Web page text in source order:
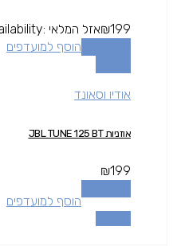
₪199
אזל המלאי
הוסף למועדפים
אודיו וסאונד
אוזניות JBL TUNE 125 BT
₪199
הוסף למועדפים